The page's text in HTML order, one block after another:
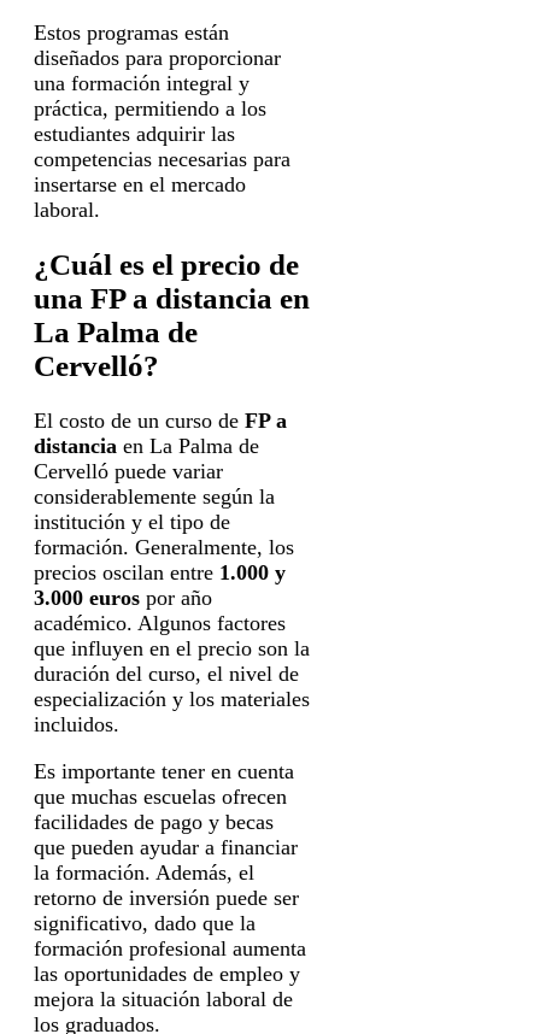
Estos programas están
diseñados para proporcionar
una formación integral y
práctica, permitiendo a los
estudiantes adquirir las
competencias necesarias para
insertarse en el mercado
laboral.
¿Cuál es el precio de
una FP a distancia en
La Palma de
Cervelló?
El costo de un curso de FP a
distancia en La Palma de
Cervelló puede variar
considerablemente según la
institución y el tipo de
formación. Generalmente, los
precios oscilan entre 1.000 y
3.000 euros por año
académico. Algunos factores
que influyen en el precio son la
duración del curso, el nivel de
especialización y los materiales
incluidos.
Es importante tener en cuenta
que muchas escuelas ofrecen
facilidades de pago y becas
que pueden ayudar a financiar
la formación. Además, el
retorno de inversión puede ser
significativo, dado que la
formación profesional aumenta
las oportunidades de empleo y
mejora la situación laboral de
los graduados.